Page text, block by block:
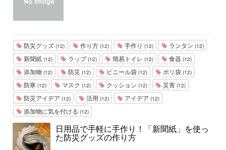
防災グッズ (12) 作り方 (12) 手作り (12) ランタン (12)
新聞紙 (12) ラップ(12) 簡易トイレ (12) 食器 (12)
添加物 (12) 防災 (12) ビニール袋 (12) ポリ袋 (12)
防寒 (12) マスク (12) クッション (12) 災害 (12)
防災アイデア (12) 活用 (12) アイデア (12)
添加物に気を付ける (12)
日用品で手軽に手作り！「新聞紙」を使っ
た防災グッズの作り方